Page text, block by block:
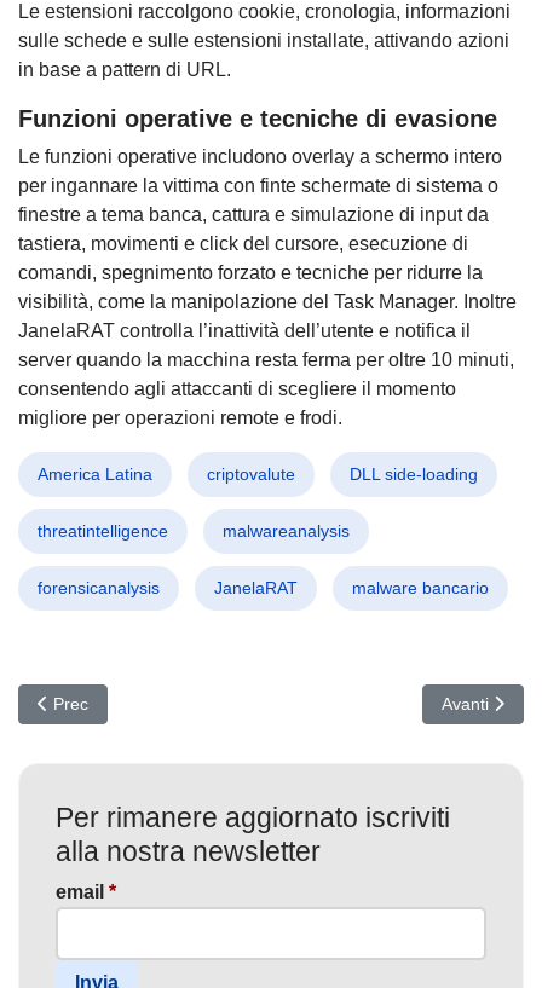
Le estensioni raccolgono cookie, cronologia, informazioni
sulle schede e sulle estensioni installate, attivando azioni
in base a pattern di URL.
Funzioni operative e tecniche di evasione
Le funzioni operative includono overlay a schermo intero
per ingannare la vittima con finte schermate di sistema o
finestre a tema banca, cattura e simulazione di input da
tastiera, movimenti e click del cursore, esecuzione di
comandi, spegnimento forzato e tecniche per ridurre la
visibilità, come la manipolazione del Task Manager. Inoltre
JanelaRAT controlla l’inattività dell’utente e notifica il
server quando la macchina resta ferma per oltre 10 minuti,
consentendo agli attaccanti di scegliere il momento
migliore per operazioni remote e frodi.
America Latina criptovalute DLL side-loading
threatintelligence malwareanalysis
forensicanalysis JanelaRAT malware bancario
Articolo precedente: Facebook Trappola APT37: RokRAT arriva
Prec Articolo
Avanti
Per rimanere aggiornato iscriviti
alla nostra newsletter
email *
Invia